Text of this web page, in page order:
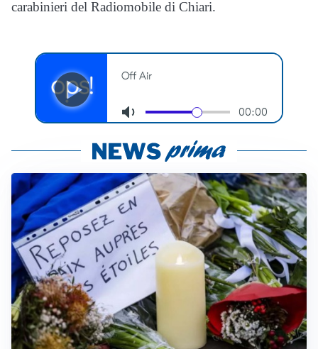
carabinieri del Radiomobile di Chiari.